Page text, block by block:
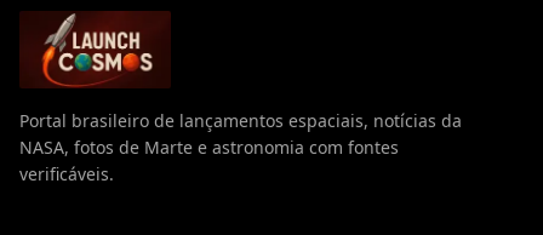
Portal brasileiro de lançamentos espaciais, notícias da
NASA, fotos de Marte e astronomia com fontes
verificáveis.